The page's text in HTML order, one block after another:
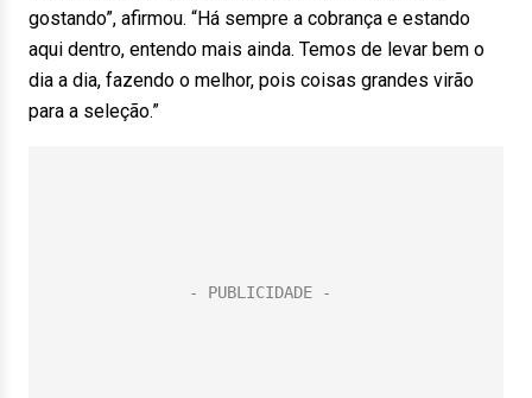
gostando”, afirmou. “Há sempre a cobrança e estando
aqui dentro, entendo mais ainda. Temos de levar bem o
dia a dia, fazendo o melhor, pois coisas grandes virão
para a seleção.”